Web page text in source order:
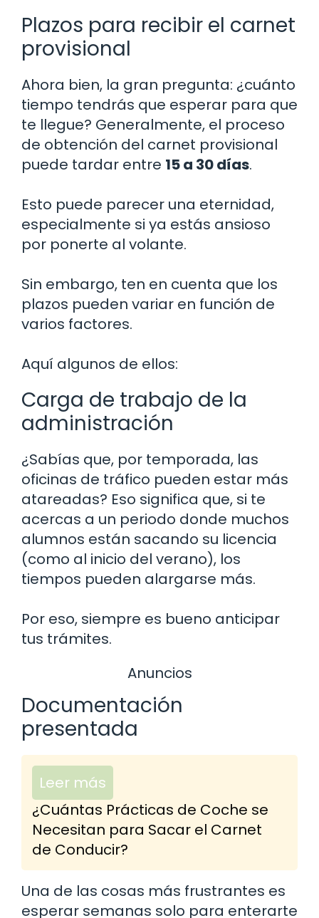
Plazos para recibir el carnet
provisional
Ahora bien, la gran pregunta: ¿cuánto
tiempo tendrás que esperar para que
te llegue? Generalmente, el proceso
de obtención del carnet provisional
puede tardar entre 15 a 30 días.
Esto puede parecer una eternidad,
especialmente si ya estás ansioso
por ponerte al volante.
Sin embargo, ten en cuenta que los
plazos pueden variar en función de
varios factores.
Aquí algunos de ellos:
Carga de trabajo de la
administración
¿Sabías que, por temporada, las
oficinas de tráfico pueden estar más
atareadas? Eso significa que, si te
acercas a un periodo donde muchos
alumnos están sacando su licencia
(como al inicio del verano), los
tiempos pueden alargarse más.
Por eso, siempre es bueno anticipar
tus trámites.
Anuncios
Documentación
presentada
Leer más
¿Cuántas Prácticas de Coche se
Necesitan para Sacar el Carnet
de Conducir?
Una de las cosas más frustrantes es
esperar semanas solo para enterarte